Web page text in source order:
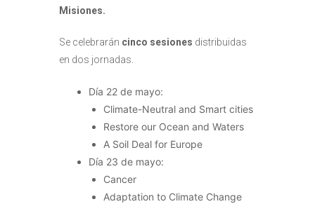
Misiones.
Se celebrarán cinco sesiones distribuidas
en dos jornadas.
Día 22 de mayo:
Climate-Neutral and Smart cities
Restore our Ocean and Waters
A Soil Deal for Europe
Día 23 de mayo:
Cancer
Adaptation to Climate Change